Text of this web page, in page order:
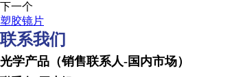
下一个
塑胶镜片
联系我们
光学产品（销售联系人-国内市